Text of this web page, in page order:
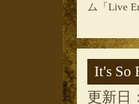
ム「Live
It's So
更新日：